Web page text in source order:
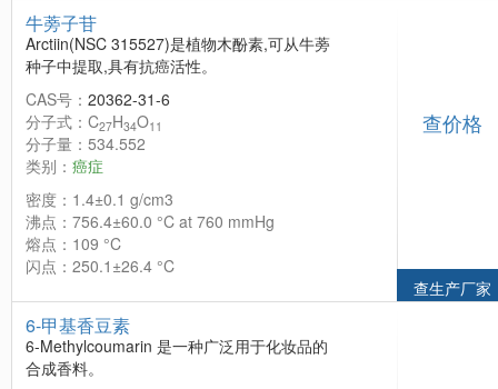
牛蒡子苷
Arctiin(NSC 315527)是植物木酚素,可从牛蒡
种子中提取,具有抗癌活性。
CAS号： 20362-31-6
分子式：C27H34O11
分子量：534.552
类别： 癌症
密度：1.4±0.1 g/cm3
沸点：756.4±60.0 °C at 760 mmHg
熔点：109 °C
闪点：250.1±26.4 °C
查价格
查生产厂家
6-甲基香豆素
6-Methylcoumarin 是一种广泛用于化妆品的
合成香料。